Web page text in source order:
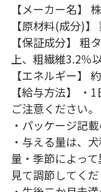
【メーカー名】
【原材料(成分)
【保証成分】 粗
上、粗繊維3.2％
【エネルギー】
【給与方法】 ・
ご注意ください。
・パッケージ記
・与える量は、
量・季節によっ
見て調節してくだ